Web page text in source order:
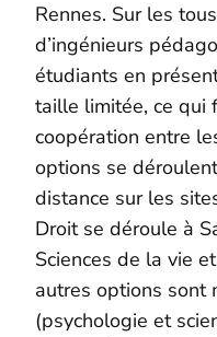
Rennes. Sur les
d’ingénieurs
étudiants en
taille limitée, ce qui
coopération entre
options se
distance sur les
Droit se déroule à
Sciences de la vie
autres options sont
(psychologie et